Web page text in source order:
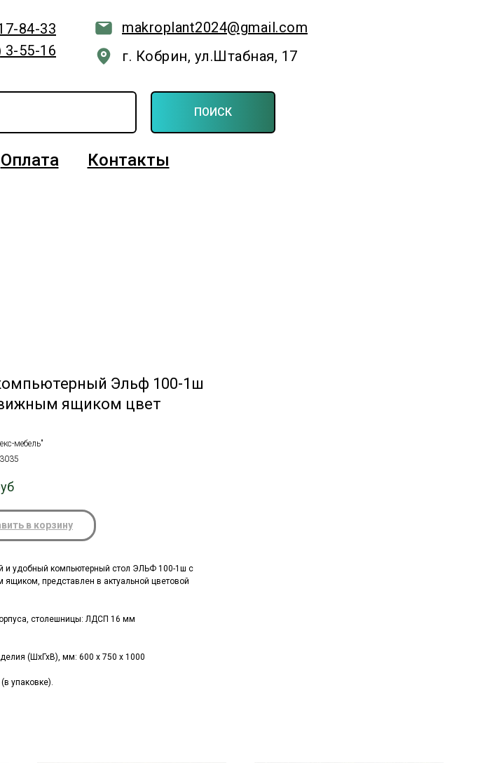
84-33
makroplant2024@gmail.com
г. Кобрин, ул.Штабная, 17
3-55-16
ПОИСК
Оплата Контакты
Эльф 100-1ш
ящиком цвет
мебель"
в корзину
и удобный компьютерный стол ЭЛЬФ 100-1ш с
представлен в актуальной цветовой
столешницы: ЛДСП 16 мм
(ШхГхВ), мм: 600 х 750 х 1000
упаковке).